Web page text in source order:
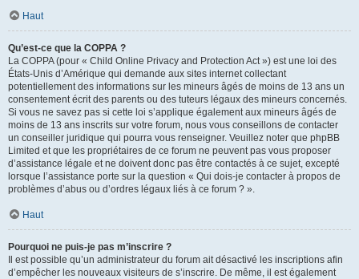
Haut
Qu’est-ce que la COPPA ?
La COPPA (pour « Child Online Privacy and Protection Act ») est une loi des
États-Unis d’Amérique qui demande aux sites internet collectant
potentiellement des informations sur les mineurs âgés de moins de 13 ans un
consentement écrit des parents ou des tuteurs légaux des mineurs concernés.
Si vous ne savez pas si cette loi s’applique également aux mineurs âgés de
moins de 13 ans inscrits sur votre forum, nous vous conseillons de contacter
un conseiller juridique qui pourra vous renseigner. Veuillez noter que phpBB
Limited et que les propriétaires de ce forum ne peuvent pas vous proposer
d’assistance légale et ne doivent donc pas être contactés à ce sujet, excepté
lorsque l’assistance porte sur la question « Qui dois-je contacter à propos de
problèmes d’abus ou d’ordres légaux liés à ce forum ? ».
Haut
Pourquoi ne puis-je pas m’inscrire ?
Il est possible qu’un administrateur du forum ait désactivé les inscriptions afin
d’empêcher les nouveaux visiteurs de s’inscrire. De même, il est également